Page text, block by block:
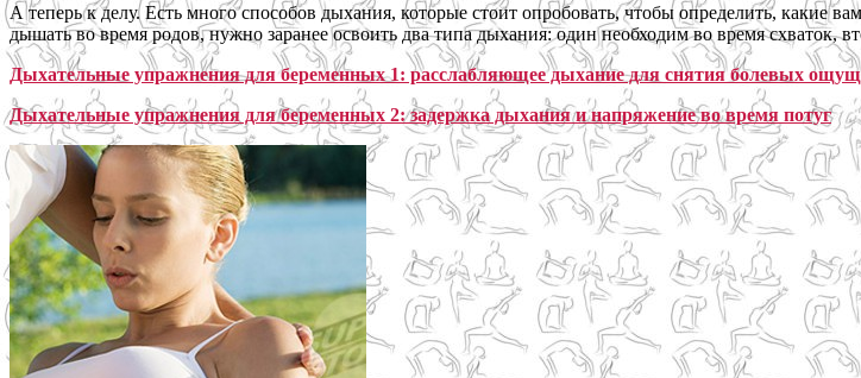
А теперь к делу. Есть много способов дыхания, которые стоит опробовать, чтобы определить, какие
дышать во время родов, нужно заранее освоить два типа дыхания: один необходим во время схваток,
Дыхательные упражнения для беременных 1: расслабляющее дыхание для снятия болевых
Дыхательные упражнения для беременных 2: задержка дыхания и напряжение во время потуг